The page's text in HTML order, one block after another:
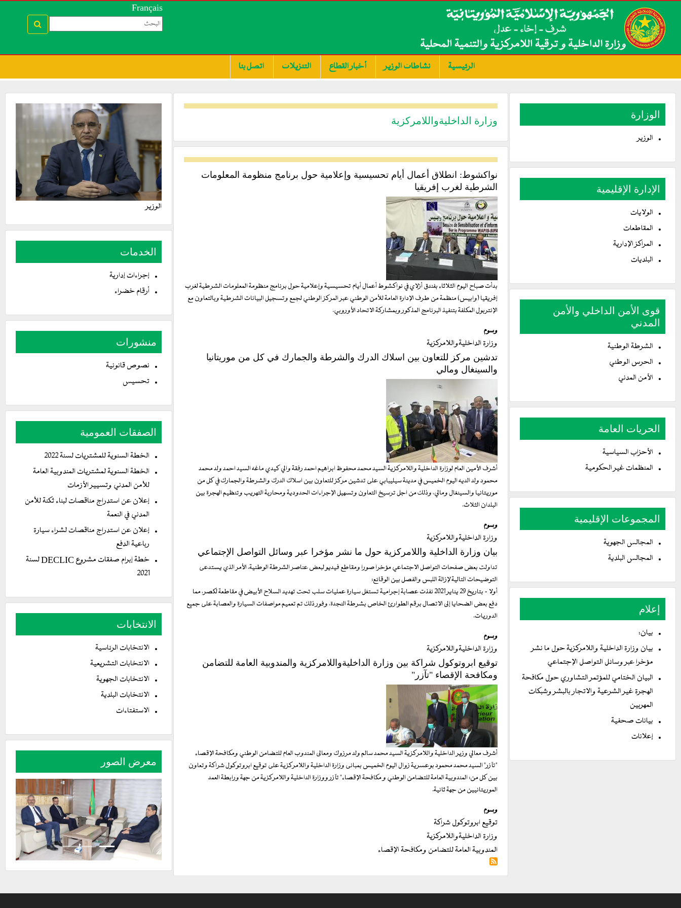
Français
الرئيسية نشاطات الوزير أخبار القطاع التنزيلات اتصل بنا
الوزارة
الوزير
الإدارة الإقليمية
الولايات
المقاطعات
المراكز الإدارية
البلديات
قوى الأمن الداخلي والأمن
المدني
الشرطة الوطنية
الحرس الوطني
الأمن المدني
الحريات العامة
الأحزاب السياسية
المنظمات غير الحكومية
المجموعات الإقليمية
المجالس الجهوية
المجالس البلدية
إعلام
بيان:
بيان وزارة الداخلية واللامركزية حول ما نشر
مؤخرا عبر وسائل التواصل الإجتماعي
البيان الختامي للمؤتمر التشاوري حول مكافحة
الهجرة غير الشرعية والاتجار بالبشر وشبكات
المهربين
بيانات صحفية
إعلانات
وزارة الداخليةواللامركزية
نواكشوط: انطلاق أعمال أيام تحسيسية وإعلامية حول برنامج منظومة المعلومات
الشرطية لغرب إفريقيا
بدأت صباح اليوم الثلاثاء بفندق أزلاي في نواكشوط أعمال أيام تحسيسية وإعلامية حول برنامج منظومة المعلومات الشرطية لغرب
إفريقيا (وابيس) منظمة من طرف الإدارة العامة للأمن الوطني عبر المركز الوطني لجمع وتسجيل البيانات الشرطية وبالتعاون مع
الإنتربول المكلفة بتنفيذ البرنامج المذكور وبمشاركة الاتحاد الأوروبي.
وسوم
وزارة الداخليةواللامركزية
تدشين مركز للتعاون بين اسلاك الدرك والشرطة والجمارك في كل من موريتانيا
والسينغال ومالي
أشرف الأمين العام لوزارة الداخلية واللامركزية السيد محمد محفوظ ابراهيم احمد رفقة والي كيدي ماغه السيد احمد ولد محمد
محمود ولد الديه اليوم الخميس في مدينة سيليبابي على تدشين مركز للتعاون بين اسلاك الدرك والشرطة والجمارك في كل من
موريتانيا والسينغال ومالي، وذلك من اجل ترسيخ التعاون وتسهيل الإجراءات الحدودية ومحاربة التهريب وتنظيم الهجرة بين
البلدان الثلاث.
وسوم
وزارة الداخليةواللامركزية
بيان وزارة الداخلية واللامركزية حول ما نشر مؤخرا عبر وسائل التواصل الإجتماعي
تداولت بعض صفحات التواصل الاجتماعي مؤخرا صورا ومقاطع فيديو لبعض عناصر الشرطة الوطنية، الأمر الذي يستدعى
التوضيحات التالية لإزالة اللبس والفصل بين الوقائع:
أولا - بتاريخ 29 يناير 2021 نفذت عصابة إجرامية تستغل سيارة عمليات سلب تحت تهديد السلاح الأبيض في مقاطعة لكصر، مما
دفع بعض الضحايا إلى الاتصال برقم الطوارئ الخاص بشرطة النجدة، وفور ذلك تم تعميم مواصفات السيارة والعصابة على جميع
الدوريات.
وسوم
وزارة الداخليةواللامركزية
توقيع ابروتوكول شراكة بين وزارة الداخليةواللامركزية والمندوبية العامة للتضامن
ومكافحة الإقصاء "تآزر"
أشرف معالي وزير الداخلية واللامركزية السيد محمد سالم ولد مرزوك ومعالى المندوب العام للتضامن الوطني ومكافحة الإقصاء
"تآزر" السيد محمد محمود بوعسرية زوال اليوم الخميس بمبانى وزارة الداخلية واللامركزية على توقيع ابروتوكول شراكة وتعاون
بين كل من: المندوبية العامة للتضامن الوطني و مكافحة الإقصاء" تآزر ووزارة الداخلية واللامركزية من جهة ورابطة العمد
الموريتانيين من جهة ثانية.
وسوم
توقيع ابروتوكول شراكة
وزارة الداخليةواللامركزية
المندوبية العامة للتضامن ومكافحة الإقصاء
الوزير
الخدمات
إجراءات إدارية
أرقام خضراء
منشورات
نصوص قانونية
تحسيس
الصفقات العمومية
الخطة السنوية للمشتريات لسنة 2022
الخطة السنوية لمشتريات المندوبية العامة
للأمن المدني وتسيير الأزمات
إعلان عن استدراج مناقصات لبناء ثكنة للأمن
المدني في النعمة
إعلان عن استدراج مناقصات لشراء سيارة
رباعية الدفع
خطة إبرام صفقات مشروع DECLIC لسنة
2021
الانتخابات
الانتخابات الرئاسية
الانتخابات التشريعية
الانتخابات الجهوية
الانتخابات البلدية
الاستفتاءات
معرض الصور